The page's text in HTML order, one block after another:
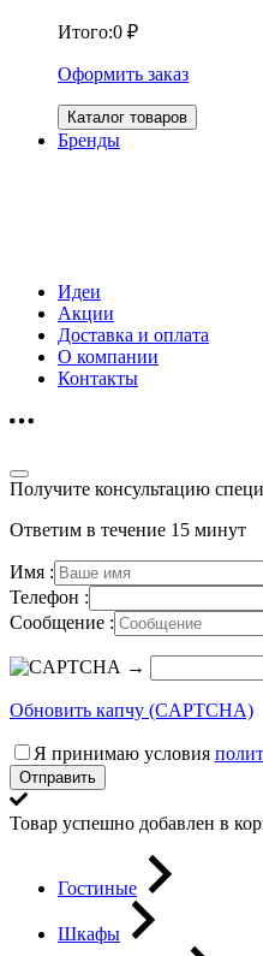
Итого:0 ₽
Оформить заказ
Каталог товаров
Бренды
Идеи
Акции
Доставка и оплата
О компании
Контакты
Получите консультацию
Ответим в течение 15 минут
Имя :
Телефон :
Сообщение :
→
Обновить капчу (CAPTCHA)
Я принимаю условия
Отправить
Товар успешно добавлен в
Гостиные
Шкафы